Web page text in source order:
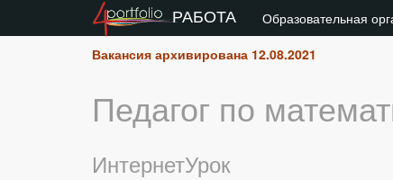
РАБОТА Образовательная
Вакансия архивирована 12.08.2021
Педагог по
ИнтернетУрок